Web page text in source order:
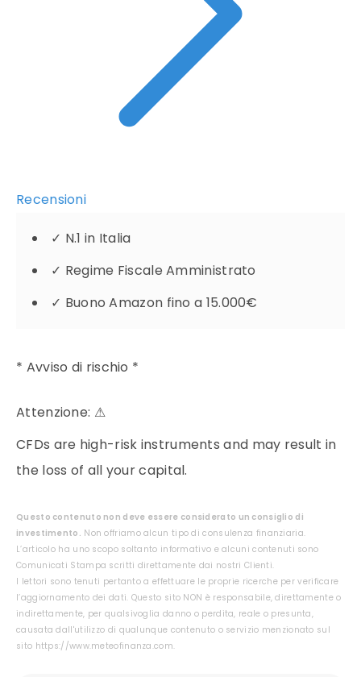
Recensioni
✓ N.1 in Italia
✓ Regime Fiscale Amministrato
✓ Buono Amazon fino a 15.000€
* Avviso di rischio *
Attenzione: ⚠
CFDs are high-risk instruments and may result in
the loss of all your capital.
Questo contenuto non deve essere considerato un consiglio di
investimento. Non offriamo alcun tipo di consulenza finanziaria.
L’articolo ha uno scopo soltanto informativo e alcuni contenuti sono
Comunicati Stampa scritti direttamente dai nostri Clienti.
I lettori sono tenuti pertanto a effettuare le proprie ricerche per verificare
l’aggiornamento dei dati. Questo sito NON è responsabile, direttamente o
indirettamente, per qualsivoglia danno o perdita, reale o presunta,
causata dall'utilizzo di qualunque contenuto o servizio menzionato sul
sito https://www.meteofinanza.com.